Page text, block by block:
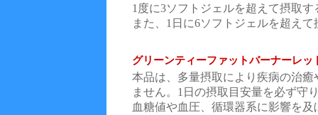
1度に3ソフトジェルを超えて摂取
また、1日に6ソフトジェルを超え
グリーンティーファットバーナーレッ
本品は、多量摂取により疾病の治
ません。1日の摂取目安量を必ず守
血糖値や血圧、循環器系に影響を